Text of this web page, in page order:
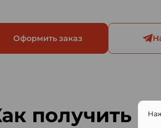
Оформить заказ
получить